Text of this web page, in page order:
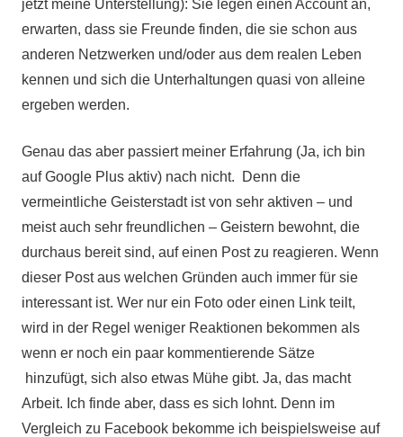
jetzt meine Unterstellung): Sie legen einen Account an,
erwarten, dass sie Freunde finden, die sie schon aus
anderen Netzwerken und/oder aus dem realen Leben
kennen und sich die Unterhaltungen quasi von alleine
ergeben werden.
Genau das aber passiert meiner Erfahrung (Ja, ich bin
auf Google Plus aktiv) nach nicht. Denn die
vermeintliche Geisterstadt ist von sehr aktiven – und
meist auch sehr freundlichen – Geistern bewohnt, die
durchaus bereit sind, auf einen Post zu reagieren. Wenn
dieser Post aus welchen Gründen auch immer für sie
interessant ist. Wer nur ein Foto oder einen Link teilt,
wird in der Regel weniger Reaktionen bekommen als
wenn er noch ein paar kommentierende Sätze
hinzufügt, sich also etwas Mühe gibt. Ja, das macht
Arbeit. Ich finde aber, dass es sich lohnt. Denn im
Vergleich zu Facebook bekomme ich beispielsweise auf